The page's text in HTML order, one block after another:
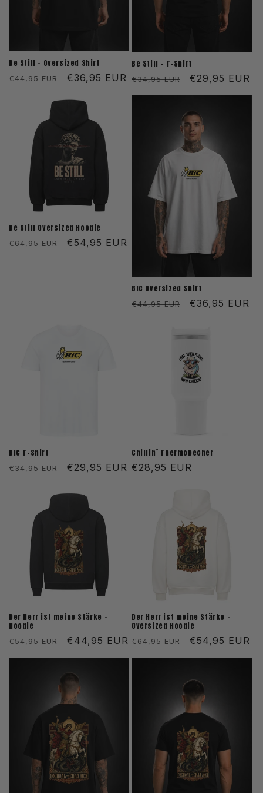
Be Still - Oversized Shirt
Normaler
€44,95 EUR Verkaufspreis
€36,95 EUR
Be Still - T-Shirt
Normaler
Preis
€34,95 EUR Verkaufspreis
€29,95 EUR
Be Still Oversized Hoodie
Normaler
€64,95 EUR Verkaufspreis
€54,95 EUR
BIC Oversized Shirt
Normaler
€44,95 EUR Verkaufspreis
€36,95 EUR
BIC T-Shirt
Normaler
€34,95 EUR Verkaufspreis
€29,95 EUR
Chillin´ Thermobecher
Normaler
€28,95 EUR
Der Herr ist meine Stärke -
Hoodie
Normaler
€54,95 EUR Verkaufspreis
€44,95 EUR
Der Herr ist meine Stärke -
Oversized Hoodie
Normaler
€64,95 EUR Verkaufspreis
€54,95 EUR